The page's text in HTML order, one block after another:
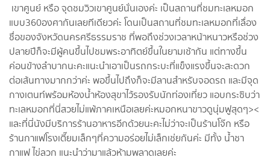
เขาศูนย์ หรือ จุดชมวิวเขาศูนย์นั่นเองค่ะ เป็นสถานที่ชมทะเลหมอก
แบบ360องศากันเลยทีเดียวค่ะ โดนเป็นสถานที่ชมทะเลหมอกที่เลื่อง
ชื่อของจังหวัดนครศรีธรรมราช ที่พอถึงช่วงเวลาหน้าหนาวหรือช่วง
ปลายปีก็จะมีผู้คนขึ้นไปชมพระอาทิตย์ขึ้นในยามเช้ากัน แต่ทางขึ้น
ค่อนข้างลำบากนะคะแนะนำเอาเป็นรถกระบะที่แข็งแรงขึ้นจะสะดวก
ต่อเส้นทางมากกว่าค่ะ พอขึ้นไปถึงก็จะมีลานสำหรับจอดรถ และมีจุด
กางเตนท์พร้อมห้องน้ำห้องสุขาไว้รองรับนักท่องเที่ยว แอบกระซิบว่า
ทะเลหมอกที่นี่สวยไม่แพ้ภาคเหนือเลยค่ะหมอกหนาขาวดูนุ่มฟูสุดๆ><
และที่นี่นังมีบริการร้านอาหารอีกด้วยนะคะไม่ว่าจะเป็นร้านโจ๊ก หรือ
ร้านกาแฟโรงเตี๊ยมเล็กๆที่ความอร่อยไม่เล็กเช่ยกันค่ะ มีทั้ง น้ำชา
กาแฟ ไข่ลวก แนะนำว่ามาแล้วห้ามพลาดเลยค่ะ